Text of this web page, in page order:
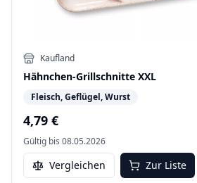
Kaufland
Hähnchen-Grillschnitte XXL
Fleisch, Geflügel, Wurst
4,79 €
Gültig bis 08.05.2026
Vergleichen Zur Liste